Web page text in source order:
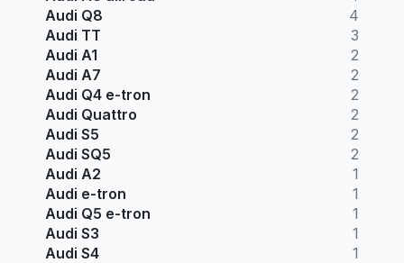
Audi Q8
4
Audi TT
3
Audi A1
2
Audi A7
2
Audi Q4 e-tron
2
Audi Quattro
2
Audi S5
2
Audi SQ5
2
Audi A2
1
Audi e-tron
1
Audi Q5 e-tron
1
Audi S3
1
Audi S4
1